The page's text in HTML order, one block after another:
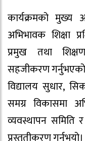
कार्यक्रमको मुख्य
अभिभावक शिक्षा
प्रमुख तथा
सहजीकरण गर्नुभएको
विद्यालय सुधार,
समग्र विकासमा
व्यवस्थापन समिति